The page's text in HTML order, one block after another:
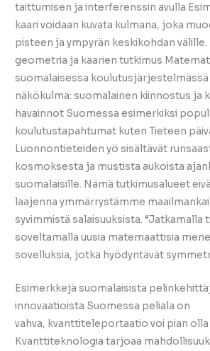
taittumisen ja interferenssin avulla
kaari voidaan kuvata kulmana, joka
pisteen ja ympyrän keskikohdan välille.
geometria ja kaarien tutkimus
suomalaisessa
näkökulma: suomalainen kiinnostus ja
havainnot Suomessa esimerkiksi
koulutustapahtumat kuten Tieteen
Luonnontieteiden yö sisältävät
kosmoksesta ja mustista aukoista
suomalaisille. Nämä tutkimusalueet
laajenna ymmärrystämme
syvimmistä salaisuuksista. “Jatkamalla
soveltamalla uusia matemaattisia
sovelluksia, jotka hyödyntävät
Esimerkkejä suomalaisista
innovaatioista Suomessa peliala on
vahva, kvanttiteleportaatio voi pian olla
Kvanttiteknologia tarjoaa